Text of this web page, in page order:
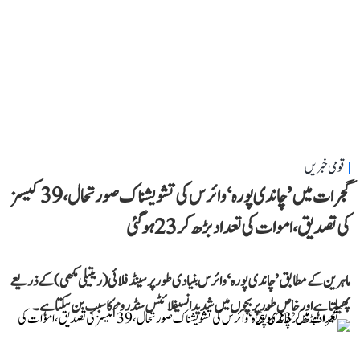
قومی خبریں
گجرات میں ’چاندی پورہ‘ وائرس کی تشویشناک صورتحال، 39 کیسز
کی تصدیق، اموات کی تعداد بڑھ کر 23 ہوگئی
ماہرین کے مطابق ’چاندی پورہ‘ وائرس بنیادی طور پر سینڈ فلائی (ریتیلی مکھی) کے ذریعے
پھیلتا ہے اور خاص طور پر بچوں میں شدید انسیفلائٹس سنڈروم کا سبب بن سکتا ہے۔